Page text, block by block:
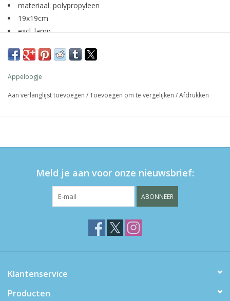
materiaal: polypropyleen
19x19cm
excl. lamp
Appeloogje
Aan verlanglijst toevoegen /Toevoegen om te vergelijken /Afdrukken
Meld je aan voor onze nieuwsbrief:
ABONNEER
Klantenservice
Producten